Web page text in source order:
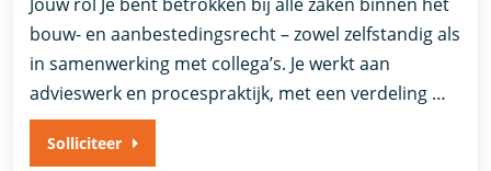
bouw- en aanbestedingsrecht – zowel zelfstandig als
in samenwerking met collega’s. Je werkt aan
advieswerk en procespraktijk, met een verdeling …
Solliciteer